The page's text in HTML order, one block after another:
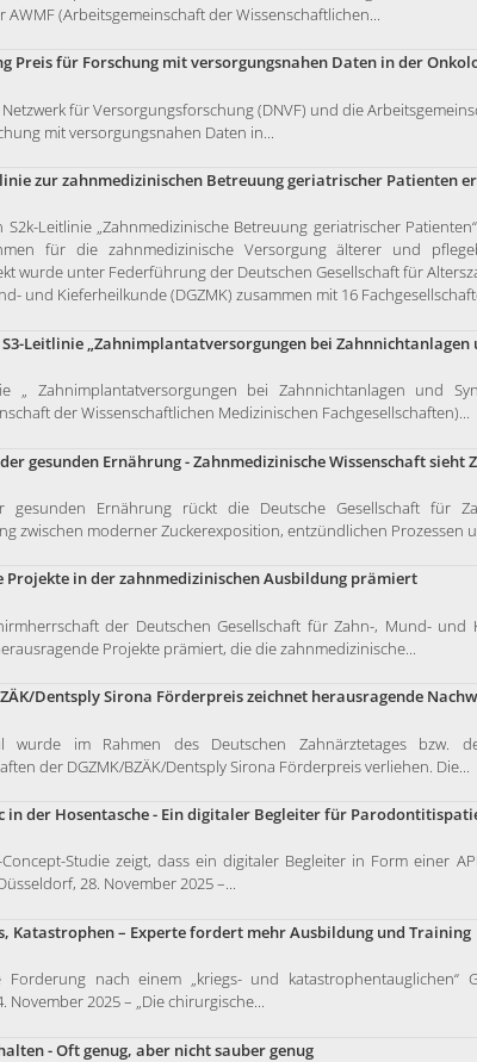
AWMF (Arbeitsgemeinschaft der Wissenschaftlichen...
Preis für Forschung mit versorgungsnahen Daten in der
Netzwerk für Versorgungsforschung (DNVF) und die
mit versorgungsnahen Daten in...
zur zahnmedizinischen Betreuung geriatrischer Patienten
S2k-Leitlinie „Zahnmedizinische Betreuung geriatrischer
für die zahnmedizinische Versorgung älterer und
wurde unter Federführung der Deutschen Gesellschaft für
und Kieferheilkunde (DGZMK) zusammen mit 16
Leitlinie „Zahnimplantatversorgungen bei
„ Zahnimplantatversorgungen bei Zahnnichtanlagen und
der Wissenschaftlichen Medizinischen Fachgesellschaften)...
gesunden Ernährung - Zahnmedizinische Wissenschaft
gesunden Ernährung rückt die Deutsche Gesellschaft für
zwischen moderner Zuckerexposition, entzündlichen Prozessen
Projekte in der zahnmedizinischen Ausbildung prämiert
der Deutschen Gesellschaft für Zahn-, Mund- und
Projekte prämiert, die die zahnmedizinische...
Dentsply Sirona Förderpreis zeichnet herausragende
wurde im Rahmen des Deutschen Zahnärztetages bzw.
der DGZMK/BZÄK/Dentsply Sirona Förderpreis verliehen. Die...
in der Hosentasche - Ein digitaler Begleiter für
Studie zeigt, dass ein digitaler Begleiter in Form einer
28. November 2025 –...
Katastrophen – Experte fordert mehr Ausbildung und Training
Forderung nach einem „kriegs- und katastrophentauglichen“
November 2025 – „Die chirurgische...
- Oft genug, aber nicht sauber genug